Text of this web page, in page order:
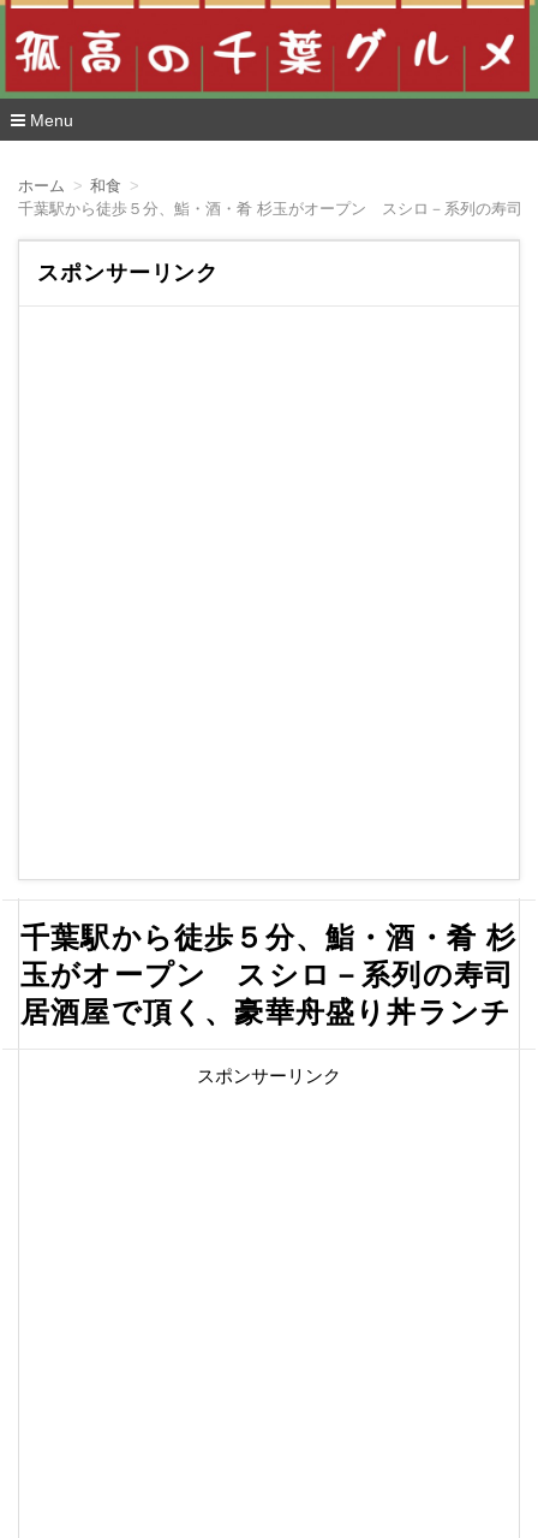
Menu
ホーム
和食
千葉駅から徒歩５分、鮨・酒・肴 杉玉がオープン スシロ－系列の寿司
スポンサーリンク
千葉駅から徒歩５分、鮨・酒・肴 杉
玉がオープン スシロ－系列の寿司
居酒屋で頂く、豪華舟盛り丼ランチ
スポンサーリンク